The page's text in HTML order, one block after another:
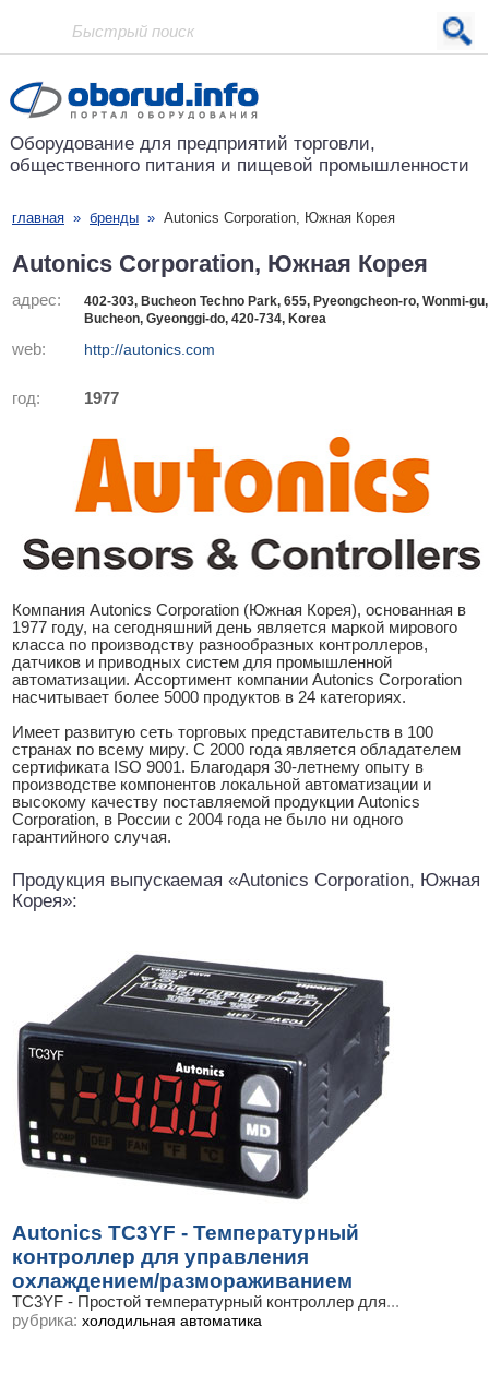
Проект основан в 2001 году
Оборудование для предприятий торговли,
общественного питания и пищевой промышленности
главная » бренды » Autonics Corporation, Южная Корея
Autonics Corporation, Южная Корея
адрес:
402-303, Bucheon Techno Park, 655, Pyeongcheon-ro, Wonmi-gu,
Bucheon, Gyeonggi-do, 420-734, Korea
web: http://autonics.com
год: 1977
Компания Autonics Corporation (Южная Корея), основанная в
1977 году, на сегодняшний день является маркой мирового
класса по производству разнообразных контроллеров,
датчиков и приводных систем для промышленной
автоматизации. Ассортимент компании Autonics Corporation
насчитывает более 5000 продуктов в 24 категориях.
Имеет развитую сеть торговых представительств в 100
странах по всему миру. С 2000 года является обладателем
сертификата ISO 9001. Благодаря 30-летнему опыту в
производстве компонентов локальной автоматизации и
высокому качеству поставляемой продукции Autonics
Corporation, в России с 2004 года не было ни одного
гарантийного случая.
Продукция выпускаемая «Autonics Corporation, Южная
Корея»:
Autonics TC3YF - Температурный
контроллер для управления
охлаждением/размораживанием
TC3YF - Простой температурный контроллер для...
рубрика: холодильная автоматика